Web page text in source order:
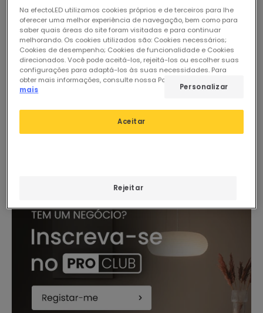
Antes 30,45 €
23,37 €
(
PROMO
Aplique de Parede de
35,53 €
Candeeiro de Pé Metal e
Bambu Adola
24/48h
Na efectoLED utilizamos cookies próprios e de terceiros para lhe
oferecer uma melhor experiência de navegação, bem como para
saber quais áreas do site foram visitadas e para continuar
melhorando. Os cookies utilizados são: Cookies necessários;
Cookies de desempenho; Cookies de funcionalidade e Cookies
direcionados. Você pode aceitá-los, rejeitá-los ou escolher suas
configurações para adaptá-los às suas necessidades. Para
obter mais informações, consulte nossa Política de Cookies.
mais
Rejeitar
Aceitar
Personalizar